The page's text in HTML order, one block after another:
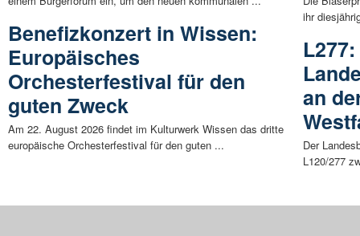
Benefizkonzert in Wissen:
Europäisches
Orchesterfestival für den
guten Zweck
Am 22. August 2026 findet im Kulturwerk Wissen das dritte
europäische Orchesterfestival für den guten ...
ihr
an
Der
L120/277